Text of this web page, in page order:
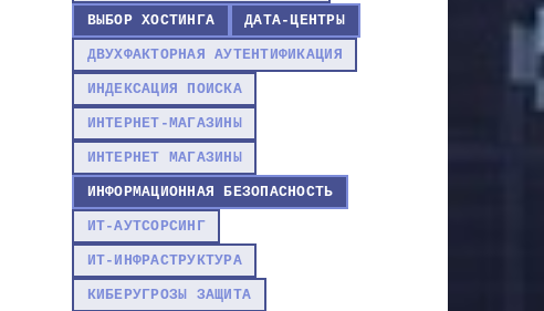
ВЫБОР ХОСТИНГА ДАТА-ЦЕНТРЫ
ДВУХФАКТОРНАЯ АУТЕНТИФИКАЦИЯ
ИНДЕКСАЦИЯ ПОИСКА
ИНТЕРНЕТ-МАГАЗИНЫ
ИНТЕРНЕТ МАГАЗИНЫ
ИНФОРМАЦИОННАЯ БЕЗОПАСНОСТЬ
ИТ-АУТСОРСИНГ
ИТ-ИНФРАСТРУКТУРА
КИБЕРУГРОЗЫ ЗАЩИТА